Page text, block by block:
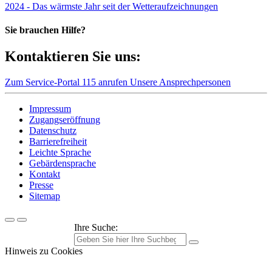
2024 - Das wärmste Jahr seit der Wetteraufzeichnungen
Sie brauchen Hilfe?
Kontaktieren Sie uns:
Zum Service-Portal 115 anrufen Unsere Ansprechpersonen
Impressum
Zugangseröffnung
Datenschutz
Barrierefreiheit
Leichte Sprache
Gebärdensprache
Kontakt
Presse
Sitemap
Ihre Suche:
Hinweis zu Cookies